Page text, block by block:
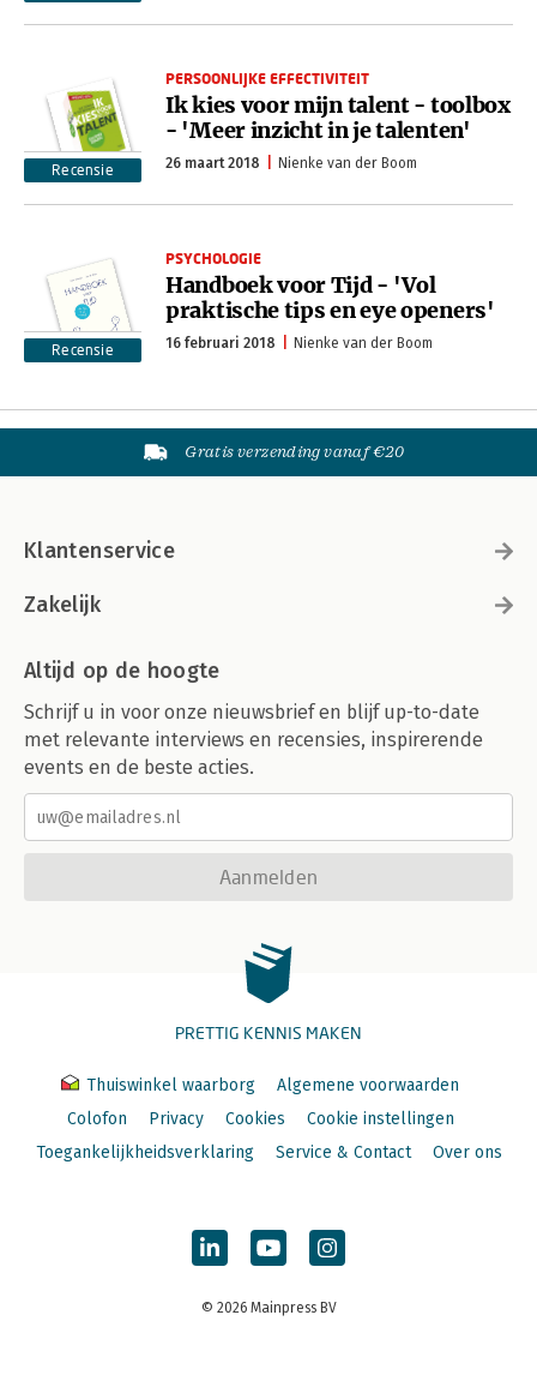
Recensie
PERSOONLIJKE EFFECTIVITEIT
Ik kies voor mijn talent - toolbox
- 'Meer inzicht in je talenten'
26 maart 2018 Nienke van der Boom
Recensie
PSYCHOLOGIE
Handboek voor Tijd - 'Vol
praktische tips en eye openers'
16 februari 2018 Nienke van der Boom
Gratis verzending vanaf €20
Klantenservice
Zakelijk
Altijd op de hoogte
Schrijf u in voor onze nieuwsbrief en blijf up-to-date
met relevante interviews en recensies, inspirerende
events en de beste acties.
Aanmelden
PRETTIG KENNIS MAKEN
Thuiswinkel waarborg
Algemene voorwaarden
Colofon
Privacy Cookies
Cookie instellingen
Toegankelijkheidsverklaring
Service & Contact Over ons
© 2026 Mainpress BV